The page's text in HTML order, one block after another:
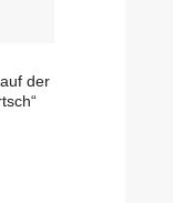
der